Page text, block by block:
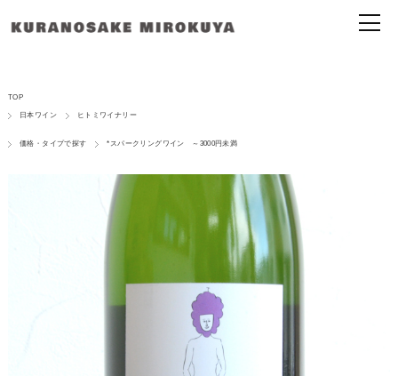
TOP
日本ワイン ヒトミワイナリー
価格・タイプで探す *スパークリングワイン ～3000円未満